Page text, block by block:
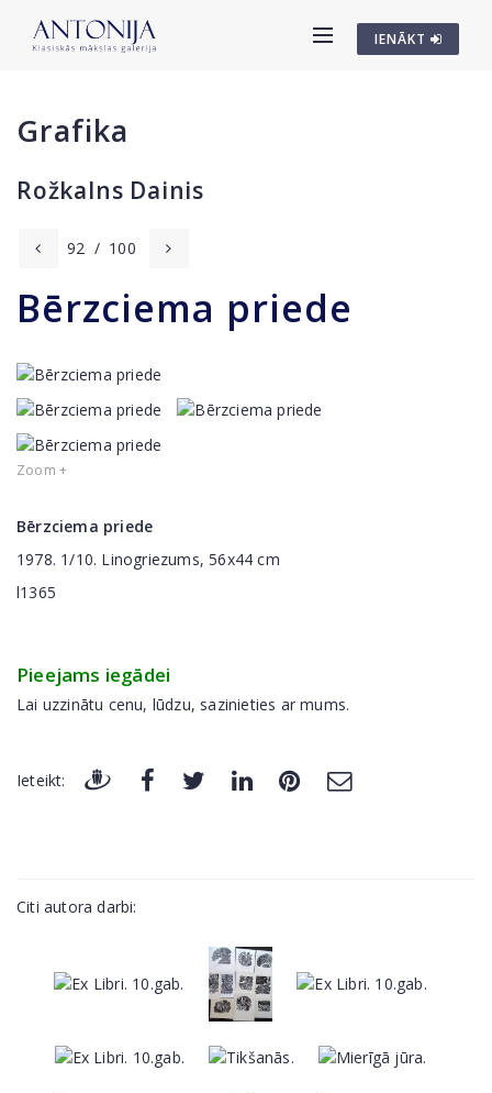
IENĀKT
Grafika
Rožkalns Dainis
92 / 100
Bērzciema priede
Zoom +
Bērzciema priede
1978. 1/10. Linogriezums, 56x44 cm
l1365
Pieejams iegādei
Lai uzzinātu cenu, lūdzu, sazinieties ar mums.
Ieteikt:
Citi autora darbi: